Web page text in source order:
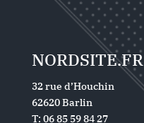
NORDSITE.FR
32 rue d’Houchin
62620 Barlin
T: 06 85 59 84 27